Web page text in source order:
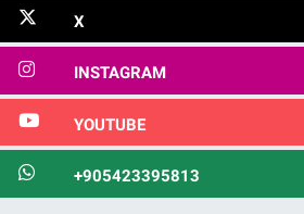
X
INSTAGRAM
YOUTUBE
+905423395813